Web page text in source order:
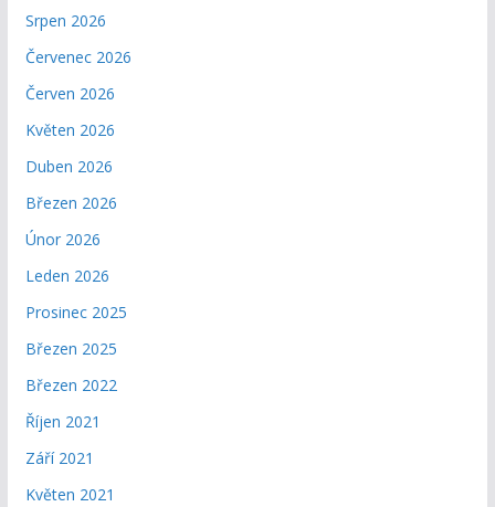
Srpen 2026
Červenec 2026
Červen 2026
Květen 2026
Duben 2026
Březen 2026
Únor 2026
Leden 2026
Prosinec 2025
Březen 2025
Březen 2022
Říjen 2021
Září 2021
Květen 2021